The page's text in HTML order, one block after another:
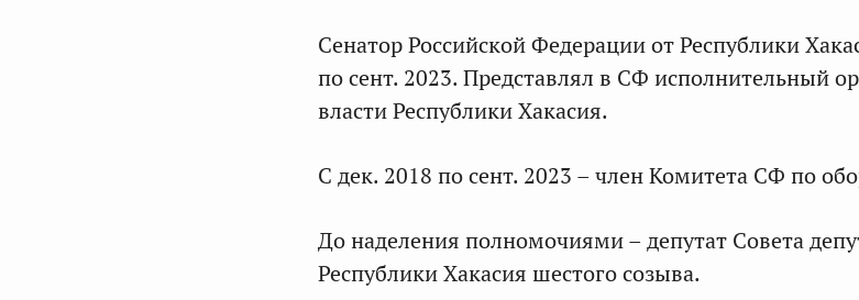
Сенатор Российской Федерации от Республики
по сент. 2023. Представлял в СФ исполнительный
власти Республики Хакасия.
С дек. 2018 по сент. 2023 – член Комитета СФ по
До наделения полномочиями – депутат Совета
Республики Хакасия шестого созыва.